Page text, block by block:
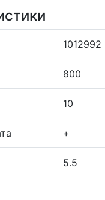
1012992
800
10
+
5.5